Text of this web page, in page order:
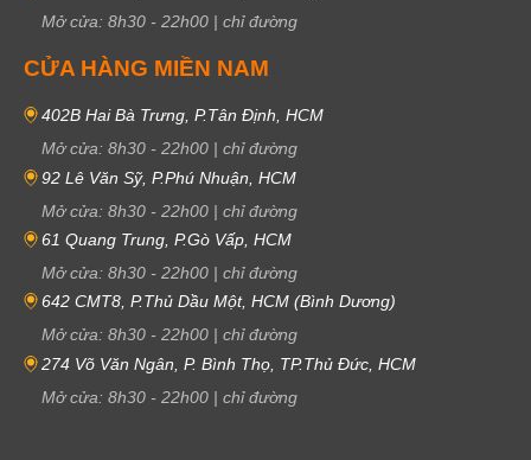
Mở cửa: 8h30 - 22h00 | chỉ đường
CỬA HÀNG MIỀN NAM
402B Hai Bà Trưng, P.Tân Định, HCM
Mở cửa: 8h30 - 22h00 | chỉ đường
92 Lê Văn Sỹ, P.Phú Nhuận, HCM
Mở cửa: 8h30 - 22h00 | chỉ đường
61 Quang Trung, P.Gò Vấp, HCM
Mở cửa: 8h30 - 22h00 | chỉ đường
642 CMT8, P.Thủ Dầu Một, HCM (Bình Dương)
Mở cửa: 8h30 - 22h00 | chỉ đường
274 Võ Văn Ngân, P. Bình Thọ, TP.Thủ Đức, HCM
Mở cửa: 8h30 - 22h00 | chỉ đường